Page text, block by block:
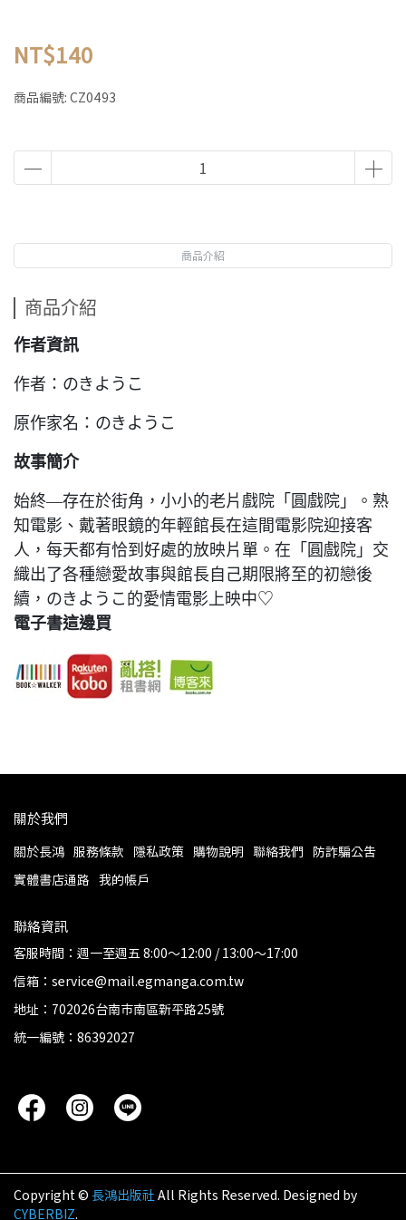
NT$140
商品編號: CZ0493
商品介紹
商品介紹
作者資訊
作者：のきようこ
原作家名：のきようこ
故事簡介
始終—存在於街角，小小的老片戲院「圓戲院」。熟
知電影、戴著眼鏡的年輕館長在這間電影院迎接客
人，每天都有恰到好處的放映片單。在「圓戲院」交
織出了各種戀愛故事與館長自己期限將至的初戀後
續，のきようこ的愛情電影上映中♡
電子書這邊買
關於我們
關於長鴻 服務條款 隱私政策 購物說明 聯絡我們 防詐騙公告
實體書店通路 我的帳戶
聯絡資訊
客服時間：週一至週五 8:00～12:00 / 13:00～17:00
信箱：service@mail.egmanga.com.tw
地址：702026台南市南區新平路25號
統一編號：86392027
Copyright © 長鴻出版社 All Rights Reserved. Designed by
CYBERBIZ.